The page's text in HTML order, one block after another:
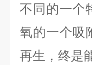
不同的一个
氧的一个吸
再生，终是